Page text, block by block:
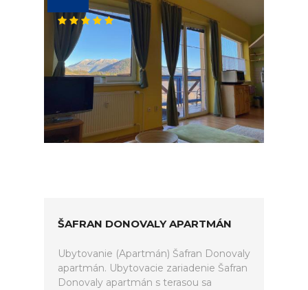
ŠAFRAN DONOVALY APARTMÁN
Ubytovanie (Apartmán) Šafran Donovaly
apartmán. Ubytovacie zariadenie Šafran
Donovaly apartmán s terasou sa